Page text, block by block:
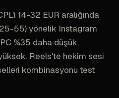
14-32 EUR aralığında
55) yönelik Instagram
%35 daha düşük,
Reels'te hekim sesi
kombinasyonu test